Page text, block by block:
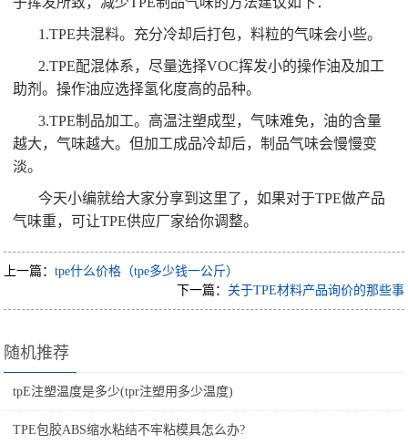
1.TPE共混料。充分冷却后打包，料粒的气味会小些。
2.TPE配混体系，尽量选择VOC挥发小的操作油及加工
助剂。操作油应选择氢化度高的品种。
3.TPE制品加工。高温注塑成型，气味难免，油的含量
越大，气味越大。但加工成品冷却后，制品气味会慢慢变
淡。
今天小编就给大家分享到这里了，如果对于TPE做产品
气味重，可让TPE供应厂家给你调整。
上一篇：tpe什么价格（tpe多少钱一公斤）
下一篇： 关于TPE材料产品询价的那些事
随机推荐
tpE注塑温度是多少(tpr注塑用多少温度)
TPE包胶ABS缩水粘结不牢粘模具怎么办?